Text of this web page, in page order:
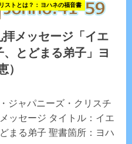
ストとは？：ヨハネの福音書
メッセージ「イエ
とどまる弟子」ヨ
ジャパニーズ・クリスチ
ッセージ タイトル：イエ
まる弟子 聖書箇所：ヨハ